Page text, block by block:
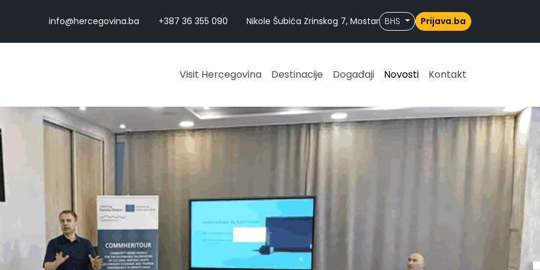
info@hercegovina.ba +387 36 355 090 Nikole Šubića Zrinskog 7, Mostar BHS Prijava.ba
Visit Hercegovina Destinacije Događaji Novosti Kontakt